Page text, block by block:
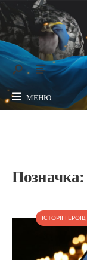
МЕНЮ
Позначка:
ІСТОРІЇ ГЕРОЇВ,